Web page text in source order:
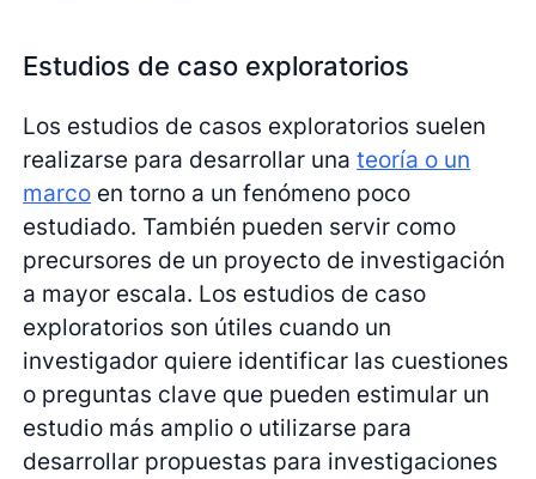
Estudios de caso exploratorios
Los estudios de casos exploratorios suelen
realizarse para desarrollar unateoría o un
marco en torno a un fenómeno poco
estudiado. También pueden servir como
precursores de un proyecto de investigación
a mayor escala. Los estudios de caso
exploratorios son útiles cuando un
investigador quiere identificar las cuestiones
o preguntas clave que pueden estimular un
estudio más amplio o utilizarse para
desarrollar propuestas para investigaciones